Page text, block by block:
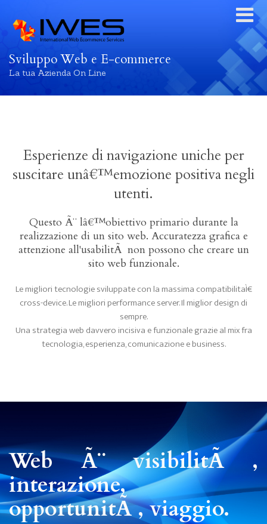
Sviluppo Web e E-commerce
La tua Azienda On Line
Esperienze di navigazione uniche per
suscitare unâ€™emozione positiva negli
utenti.
Questo Ã¨ lâ€™obiettivo primario durante la
realizzazione di un sito web. Accuratezza grafica e
attenzione all'usabilitÃ non possono che creare un
sito web funzionale.
Le migliori tecnologie sviluppate con la massima compatibilitaÌ€
cross-device. Le migliori performance server. Il miglior design di
sempre.
Una strategia web davvero incisiva e funzionale grazie al mix fra
tecnologia, esperienza, comunicazione e business.
Web Ã¨ visibilitÃ ,
interazione,
opportunitÃ , viaggio.